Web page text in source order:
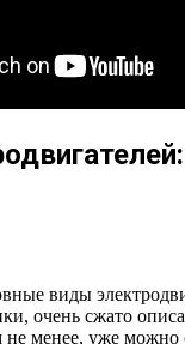
виды
очень сжато
менее, уже можно